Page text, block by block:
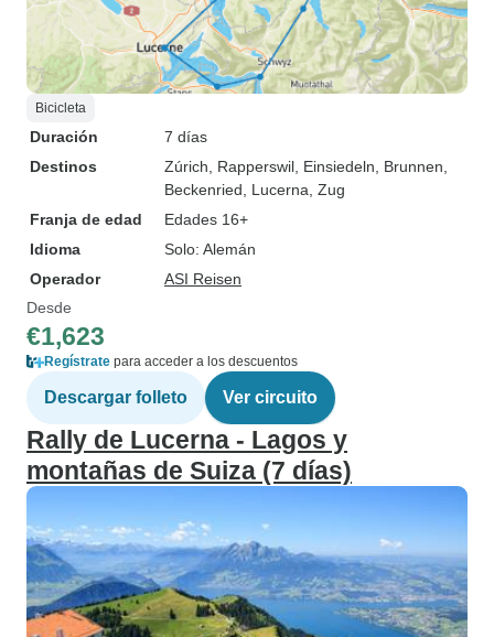
Bicicleta
Duración
7 días
Destinos
Zúrich , Rapperswil , Einsiedeln , Brunnen
Beckenried , Lucerna , Zug
Franja de edad
Edades 16+
Idioma
Solo: Alemán
Operador
ASI Reisen
Desde
€1,623
Regístrate para acceder a los descuentos
Descargar folleto Ver circuito
Rally de Lucerna - Lagos y
montañas de Suiza (7 días)